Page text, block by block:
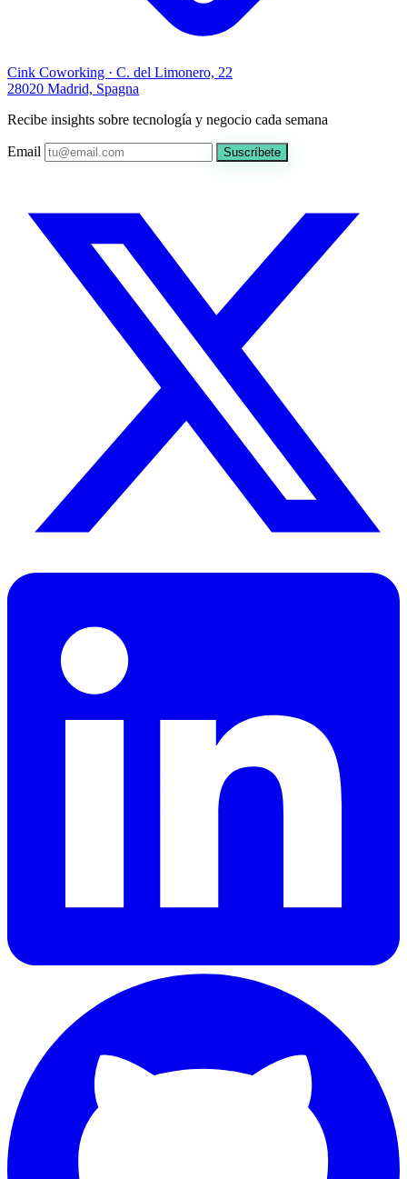
Cink Coworking · C. del Limonero, 22
28020 Madrid, Spagna
Recibe insights sobre tecnología y negocio cada semana
Email Suscríbete